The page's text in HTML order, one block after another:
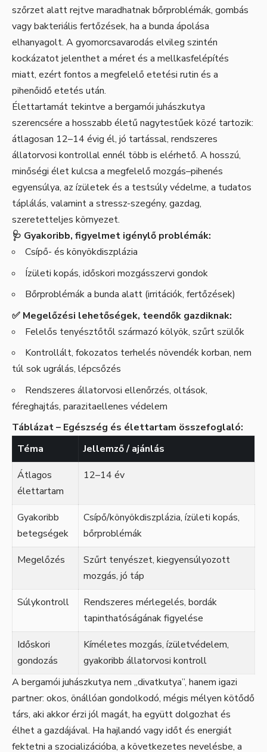
szőrzet alatt rejtve maradhatnak bőrproblémák, gombás
vagy bakteriális fertőzések, ha a bunda ápolása
elhanyagolt. A gyomorcsavarodás elvileg szintén
kockázatot jelenthet a méret és a mellkasfelépítés
miatt, ezért fontos a megfelelő etetési rutin és a
pihenőidő etetés után.
Élettartamát tekintve a bergamói juhászkutya
szerencsére a hosszabb életű nagytestűek közé tartozik:
átlagosan 12–14 évig él, jó tartással, rendszeres
állatorvosi kontrollal ennél több is elérhető. A hosszú,
minőségi élet kulcsa a megfelelő mozgás–pihenés
egyensúlya, az ízületek és a testsúly védelme, a tudatos
táplálás, valamint a stressz-szegény, gazdag,
szeretetteljes környezet.
🩺 Gyakoribb, figyelmet igénylő problémák:
Csípő- és könyökdiszplázia
Ízületi kopás, időskori mozgásszervi gondok
Bőrproblémák a bunda alatt (irritációk, fertőzések)
✅ Megelőzési lehetőségek, teendők gazdiknak:
Felelős tenyésztőtől származó kölyök, szűrt szülők
Kontrollált, fokozatos terhelés növendék korban, nem
túl sok ugrálás, lépcsőzés
Rendszeres állatorvosi ellenőrzés, oltások,
féreghajtás, parazitaellenes védelem
Táblázat – Egészség és élettartam összefoglaló:
Téma
Jellemző / ajánlás
Átlagos
élettartam
12–14 év
Gyakoribb
betegségek
Csípő/könyökdiszplázia, ízületi kopás,
bőrproblémák
Megelőzés
Szűrt tenyészet, kiegyensúlyozott
mozgás, jó táp
Súlykontroll
Rendszeres mérlegelés, bordák
tapinthatóságának figyelése
Időskori
gondozás
Kíméletes mozgás, ízületvédelem,
gyakoribb állatorvosi kontroll
A bergamói juhászkutya nem „divatkutya”, hanem igazi
partner: okos, önállóan gondolkodó, mégis mélyen kötődő
társ, aki akkor érzi jól magát, ha együtt dolgozhat és
élhet a gazdájával. Ha hajlandó vagy időt és energiát
fektetni a szocializációba, a következetes nevelésbe, a